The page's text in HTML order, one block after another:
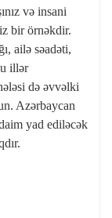
və insani
bir örnəkdir.
ailə səadəti,
illər
də əvvəlki
Azərbaycan
yad ediləcək